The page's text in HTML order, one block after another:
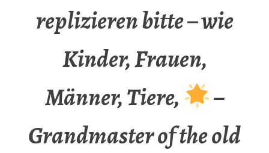
replizieren bitte – wie
Kinder, Frauen,
Männer, Tiere,
–
Grandmaster of the old